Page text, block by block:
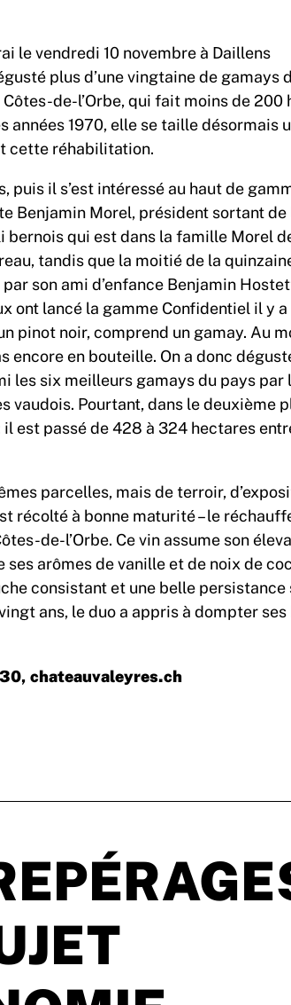
le vendredi 10 novembre à Daillens
plus d’une vingtaine de
de-l’Orbe, qui fait moins de 200
années 1970, elle se taille désormais
cette réhabilitation.
puis il s’est intéressé au haut de
Benjamin Morel, président sortant de
bernois qui est dans la famille Morel
tandis que la moitié de la
son ami d’enfance Benjamin
ont lancé la gamme Confidentiel il y
pinot noir, comprend un gamay. Au
encore en bouteille. On a donc
les six meilleurs gamays du pays par
vaudois. Pourtant, dans le deuxième
est passé de 428 à 324 hectares
parcelles, mais de terroir,
récolté à bonne maturité – le
de-l’Orbe. Ce vin assume son
arômes de vanille et de noix de
consistant et une belle persistance
ans, le duo a appris à dompter
chateauvaleyres.ch